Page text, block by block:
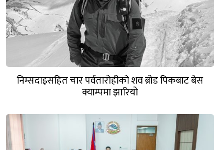
निम्सदाइसहित चार पर्वतारोहीको शव ब्रोड पिकबाट बेस
क्याम्पमा झारियो